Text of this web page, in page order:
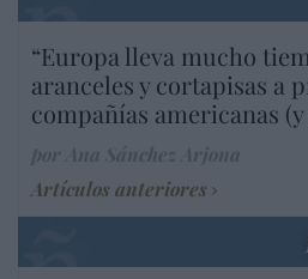
“Europa lleva mucho
aranceles y cortapisas a
compañías americanas (y
Artículos anteriores